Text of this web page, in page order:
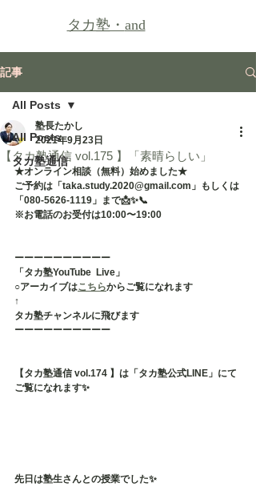
タカ塾・and
記事
All Posts
タカ塾通信
All Posts
【タカ塾通信 vol.175 】「素晴らしい」
塾長たかし
2021年9月23日
★オンライン相談（無料）始めました★
ご予約は「taka.study.2020@gmail.com」もしくは
「080-5626-1119」まで📩✨📞
※お電話のお受付は10:00〜19:00
ーーーーーーーーーー
「タカ塾YouTube  Live」
○アーカイブはこちらからご覧になれます
↑
タカ塾チャンネルに飛びます
ーーーーーーーーーー
【タカ塾通信 vol.174 】は「タカ塾公式LINE」にて
ご覧になれます✨
先日は塾生さんとの授業でした✨